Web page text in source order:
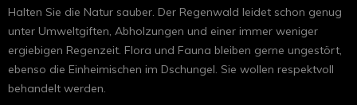
Halten Sie die Natur sauber. Der Regenwald leidet schon genug
unter Umweltgiften, Abholzungen und einer immer weniger
ergiebigen Regenzeit. Flora und Fauna bleiben gerne ungestört,
ebenso die Einheimischen im Dschungel. Sie wollen respektvoll
behandelt werden.